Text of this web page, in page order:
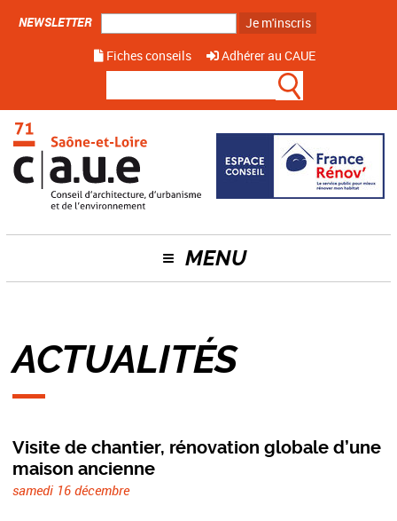
NEWSLETTER
Je m'inscris
Fiches conseils
Adhérer au CAUE
MENU
ACTUALITÉS
Visite de chantier, rénovation globale d’une
maison ancienne
samedi 16 décembre